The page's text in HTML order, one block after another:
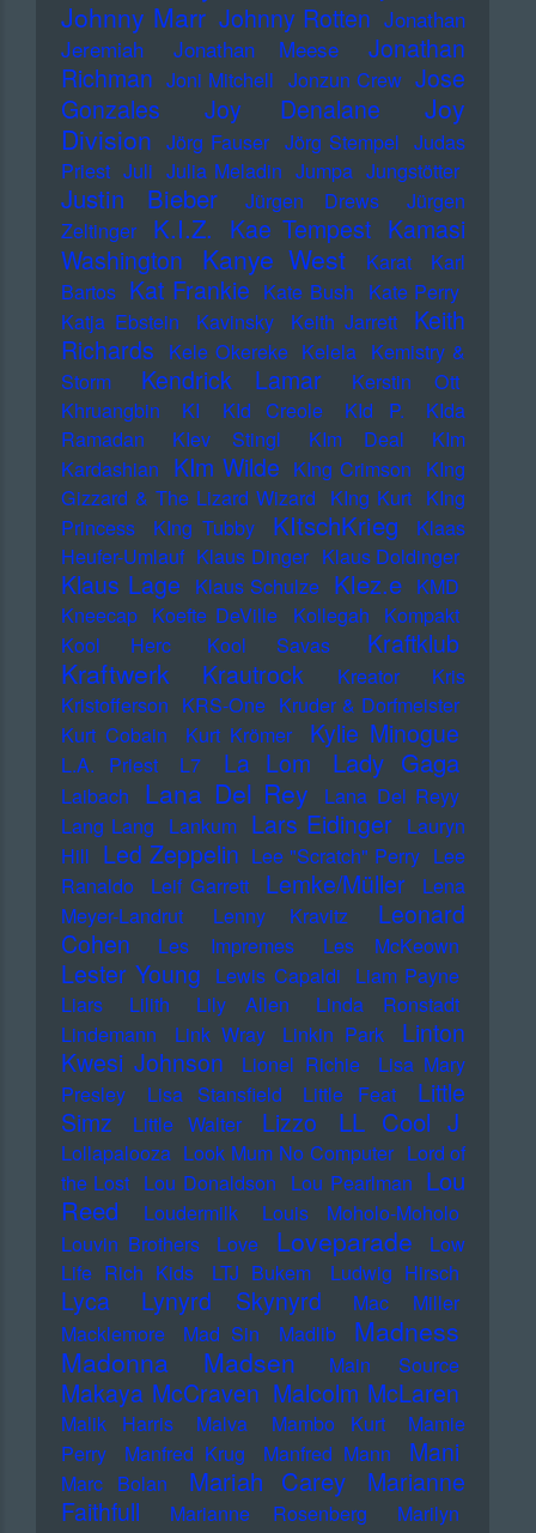
Johnny Marr Johnny Rotten Jonathan
Jeremiah
Jonathan Meese
Jonathan
Richman Joni Mitchell Jonzun Crew Jose
Gonzales
Joy Denalane
Joy
Division Jörg Fauser Jörg Stempel Judas
Priest Juli Julia Meladin Jumpa Jungstötter
Justin Bieber Jürgen Drews
Jürgen
Zeltinger
K.I.Z. Kae Tempest Kamasi
Washington
Kanye West Karat
Karl
Bartos Kat Frankie Kate Bush Kate Perry
Katja Ebstein
Kavinsky Keith Jarrett
Keith
Richards Kele Okereke Kelela Kemistry &
Storm
Kendrick Lamar
Kerstin Ott
Khruangbin
KI KId Creole KId P.
KIda
Ramadan
KIev Stingl KIm Deal
KIm
Kardashian KIm Wilde KIng Crimson KIng
Gizzard & The Lizard Wizard KIng Kurt KIng
Princess
KIng Tubby KItschKrieg
Klaas
Heufer-Umlauf Klaus Dinger Klaus Doldinger
Klaus Lage Klaus Schulze Klez.e KMD
Kneecap Koefte DeVille Kollegah Kompakt
Kool Herc
Kool Savas Kraftklub
Kraftwerk Krautrock Kreator
Kris
Kristofferson KRS-One Kruder & Dorfmeister
Kurt Cobain
Kurt Krömer Kylie Minogue
L.A. Priest L7 La Lom Lady Gaga
Laibach Lana Del Rey
Lana Del Reyy
Lang Lang Lankum Lars Eidinger Lauryn
Hill Led Zeppelin Lee "Scratch" Perry Lee
Ranaldo
Leif Garrett Lemke/Müller
Lena
Meyer-Landrut
Lenny Kravitz
Leonard
Cohen
Les Impremes Les McKeown
Lester Young Lewis Capaldi Liam Payne
Liars
Lilith Lily Allen
Linda Ronstadt
Lindemann
Link Wray Linkin Park
Linton
Kwesi Johnson
Lionel Richie
Lisa Mary
Presley
Lisa Stansfield Little Feat
Little
Simz
Little Walter Lizzo LL Cool J
Lollapalooza Look Mum No Computer Lord of
the Lost Lou Donaldson Lou Pearlman Lou
Reed
Loudermilk
Louis Moholo-Moholo
Louvin Brothers
Love Loveparade
Low
Life Rich Kids
LTJ Bukem Ludwig Hirsch
Lyca Lynyrd Skynyrd
Mac Miller
Macklemore
Mad Sin Madlib
Madness
Madonna
Madsen Main Source
Makaya McCraven Malcolm McLaren
Malik Harris Malva Mambo Kurt
Mamie
Perry
Manfred Krug Manfred Mann Mani
Marc Bolan Mariah Carey
Marianne
Faithfull
Marianne Rosenberg Marilyn